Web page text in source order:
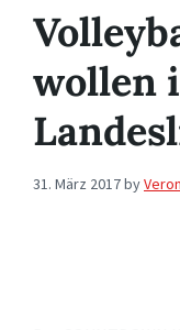
wollen
31. März 2017by